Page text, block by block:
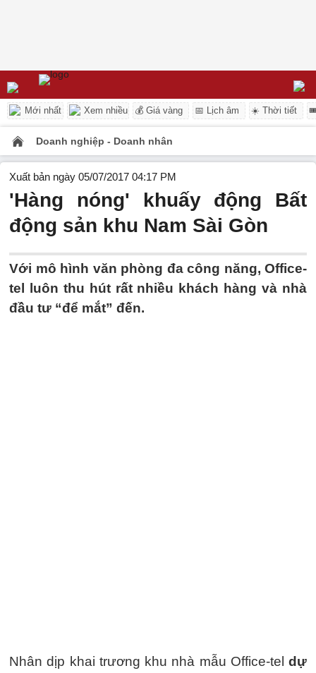
Mới nhất Xem nhiều 💰 Giá vàng 📅 Lịch âm ☀️ Thời tiết
Doanh nghiệp - Doanh nhân
Xuất bản ngày 05/07/2017 04:17 PM
'Hàng nóng' khuấy động Bất
động sản khu Nam Sài Gòn
Với mô hình văn phòng đa công năng, Office-
tel luôn thu hút rất nhiều khách hàng và nhà
đầu tư “để mắt” đến.
Nhân dịp khai trương khu nhà mẫu Office-tel dự